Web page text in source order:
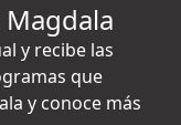
y recibe las
que
y conoce más